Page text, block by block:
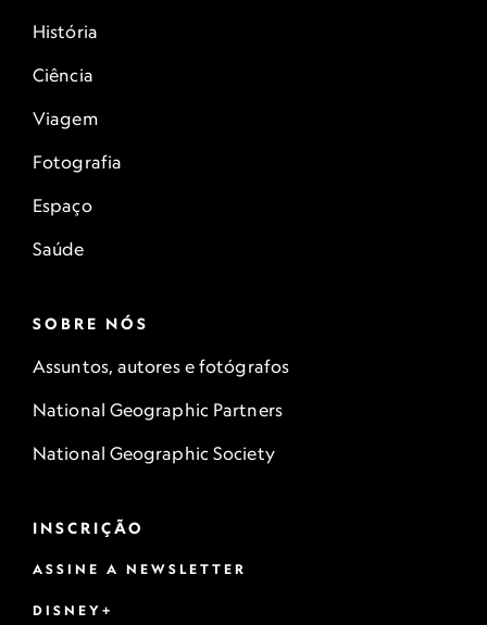
História
Ciência
Viagem
Fotografia
Espaço
Saúde
SOBRE NÓS
Assuntos, autores e fotógrafos
National Geographic Partners
National Geographic Society
INSCRIÇÃO
ASSINE A NEWSLETTER
DISNEY+